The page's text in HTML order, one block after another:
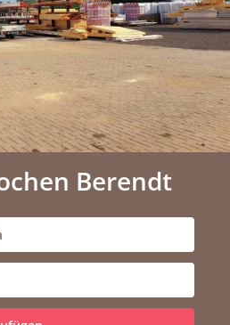
Berendt